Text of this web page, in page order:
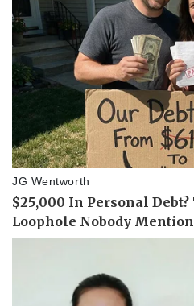
Pháp luật
Vụ án
Tin nóng
Tư vấn luật